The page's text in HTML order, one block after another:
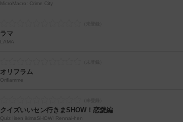
MicroMacro: Crime City
ラマ
LAMA
オリフラム
Oriflamme
クイズいいセン行きまSHOW！恋愛編
Quiz Iisen ikimaSHOW! Rennai-hen